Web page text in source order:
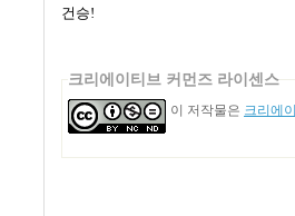
건승!
크리에이티브 커먼즈 라이센스
이 저작물은 크리에